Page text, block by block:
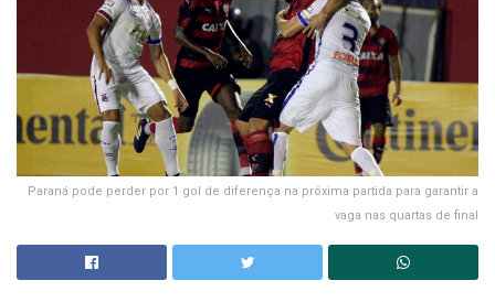
Paraná pode perder por 1 gol de diferença na próxima partida para garantir a
vaga nas quartas de final